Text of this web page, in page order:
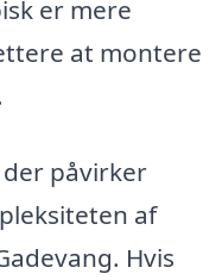
er mere
at montere
påvirker
af
Hvis